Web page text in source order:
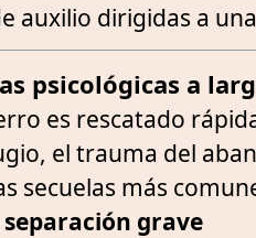
auxilio dirigidas a
psicológicas a
es rescatado
el trauma del
secuelas más
grave